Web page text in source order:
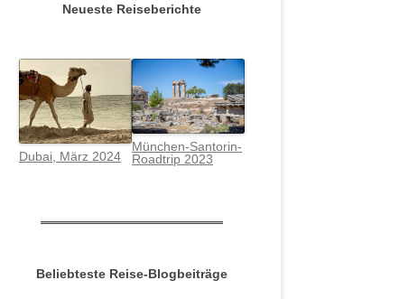
Neueste Reiseberichte
Dubai, März 2024
München-Santorin-
Roadtrip 2023
Beliebteste Reise-Blogbeiträge